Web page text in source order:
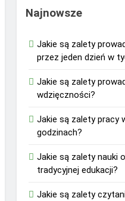
Najnowsze
Jakie są zalety
przez jeden dzień w
Jakie są zalety
wdzięczności?
Jakie są zalety pracy
godzinach?
Jakie są zalety nauki
tradycyjnej edukacji?
Jakie są zalety